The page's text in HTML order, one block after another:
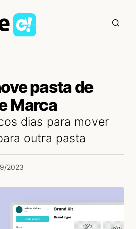
pasta de
Marca
dias para mover
outra pasta
2023